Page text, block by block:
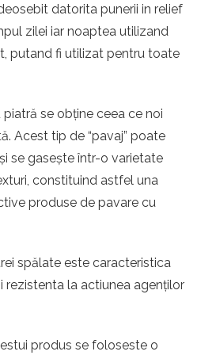
datorita punerii in relief
zilei iar noaptea utilizand
putand fi utilizat pentru toate
se obține ceea ce noi
Acest tip de “pavaj” poate
se gasește într-o varietate
constituind astfel una
produse de pavare cu
spălate este caracteristica
rezistenta la actiunea agenților
produs se foloseste o